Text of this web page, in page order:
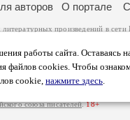
работы сайта. Оставаясь
файлов cookies. Чтобы
cookie, нажмите здесь.
авторов О портале
произведений в
возможна только с
основании
можете посмотреть более
общей сумме просматривают
просмотров и количество
союза писателей.18+